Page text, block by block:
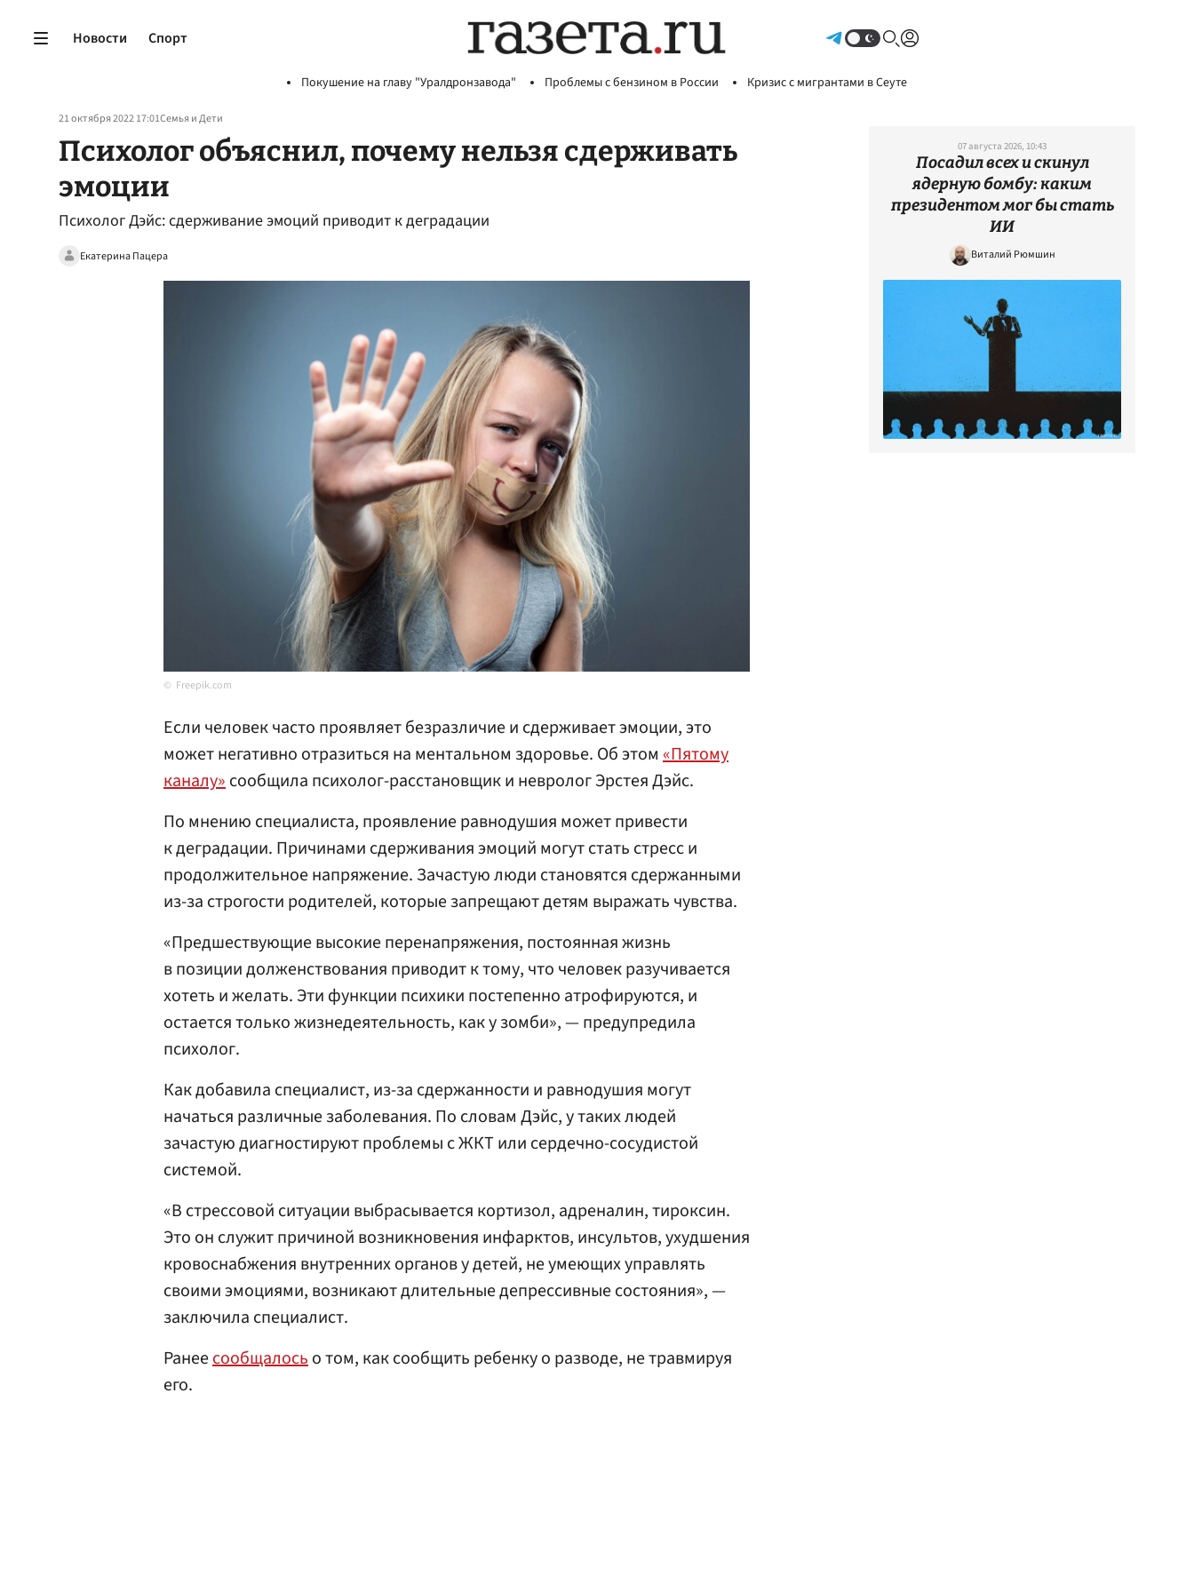
Новости Спорт
Покушение на главу "Уралдронзавода" Проблемы с бензином в России Кризис с мигрантами в Сеуте
21 октября 2022 17:01Семья и Дети
Психолог объяснил, почему нельзя сдерживать
эмоции
Психолог Дэйс: сдерживание эмоций приводит к деградации
Екатерина Пацера
Freepik.com
Если человек часто проявляет безразличие и сдерживает эмоции, это
может негативно отразиться на ментальном здоровье. Об этом «Пятому
каналу»сообщила психолог-расстановщик и невролог Эрстея Дэйс.
По мнению специалиста, проявление равнодушия может привести
к деградации. Причинами сдерживания эмоций могут стать стресс и
продолжительное напряжение. Зачастую люди становятся сдержанными
из-за строгости родителей, которые запрещают детям выражать чувства.
«Предшествующие высокие перенапряжения, постоянная жизнь
в позиции долженствования приводит к тому, что человек разучивается
хотеть и желать. Эти функции психики постепенно атрофируются, и
остается только жизнедеятельность, как у зомби», — предупредила
психолог.
Как добавила специалист, из-за сдержанности и равнодушия могут
начаться различные заболевания. По словам Дэйс, у таких людей
зачастую диагностируют проблемы с ЖКТ или сердечно-сосудистой
системой.
«В стрессовой ситуации выбрасывается кортизол, адреналин, тироксин.
Это он служит причиной возникновения инфарктов, инсультов, ухудшения
кровоснабжения внутренних органов у детей, не умеющих управлять
своими эмоциями, возникают длительные депрессивные состояния», —
заключила специалист.
Ранеесообщалосьо том, как сообщить ребенку о разводе, не травмируя
его.
07 августа 2026, 10:43
Посадил всех и скинул
ядерную бомбу: каким
президентом мог бы стать
ИИ
Виталий Рюмшин